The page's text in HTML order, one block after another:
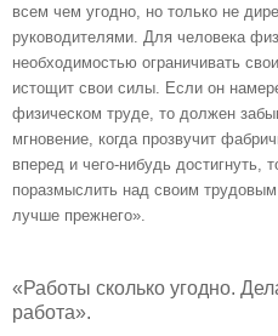
всем чем угодно, но только не
руководителями. Для человека
необходимостью ограничивать
истощит свои силы. Если он
физическом труде, то должен
мгновение, когда прозвучит
вперед и чего-нибудь достигнуть,
поразмыслить над своим
лучше прежнего».
«Работы сколько угодно.
работа».